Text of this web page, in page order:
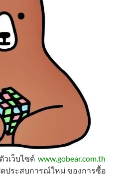
วเว็บไซต์ www.gobear.com.th
ดประสบการณ์ใหม่ ของการซื้อ